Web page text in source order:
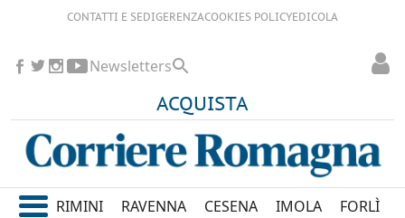
CONTATTI E SEDIGERENZACOOKIES POLICYEDICOLA
ACQUISTA
Newsletters
RIMINI RAVENNA CESENA IMOLA FORLÌ